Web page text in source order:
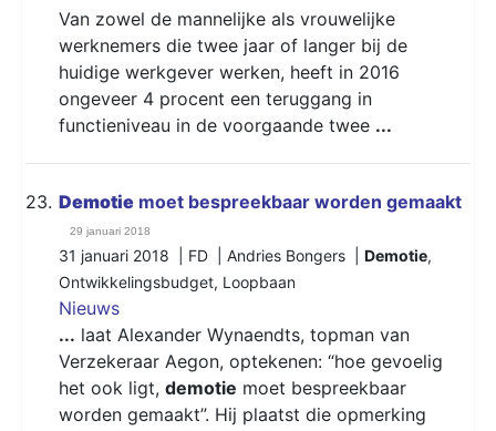
Van zowel de mannelijke als vrouwelijke
werknemers die twee jaar of langer bij de
huidige werkgever werken, heeft in 2016
ongeveer 4 procent een teruggang in
functieniveau in de voorgaande twee ...
23. Demotie moet bespreekbaar worden gemaakt
29 januari 2018
31 januari 2018 | FD | Andries Bongers | Demotie,
Ontwikkelingsbudget, Loopbaan
Nieuws
... laat Alexander Wynaendts, topman van
Verzekeraar Aegon, optekenen: “hoe gevoelig
het ook ligt, demotie moet bespreekbaar
worden gemaakt”. Hij plaatst die opmerking